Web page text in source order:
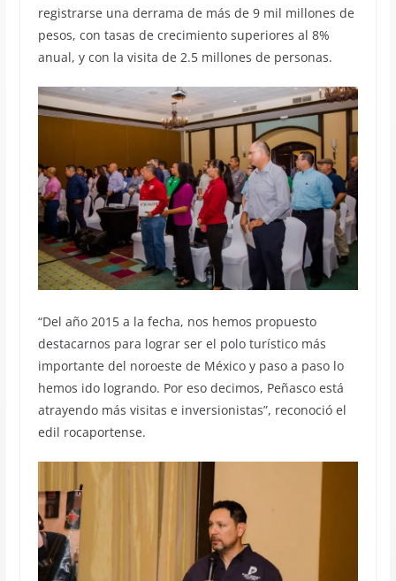
registrarse una derrama de más de 9 mil millones de
pesos, con tasas de crecimiento superiores al 8%
anual, y con la visita de 2.5 millones de personas.
“Del año 2015 a la fecha, nos hemos propuesto
destacarnos para lograr ser el polo turístico más
importante del noroeste de México y paso a paso lo
hemos ido logrando. Por eso decimos, Peñasco está
atrayendo más visitas e inversionistas”, reconoció el
edil rocaportense.